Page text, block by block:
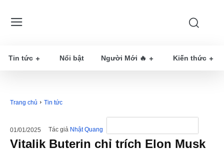
Tin tức Nổi bật Người Mới 🔥 Kiến thức
Trang chủ Tin tức
01/01/2025 Tác giả Nhật Quang
Vitalik Buterin chỉ trích Elon Musk